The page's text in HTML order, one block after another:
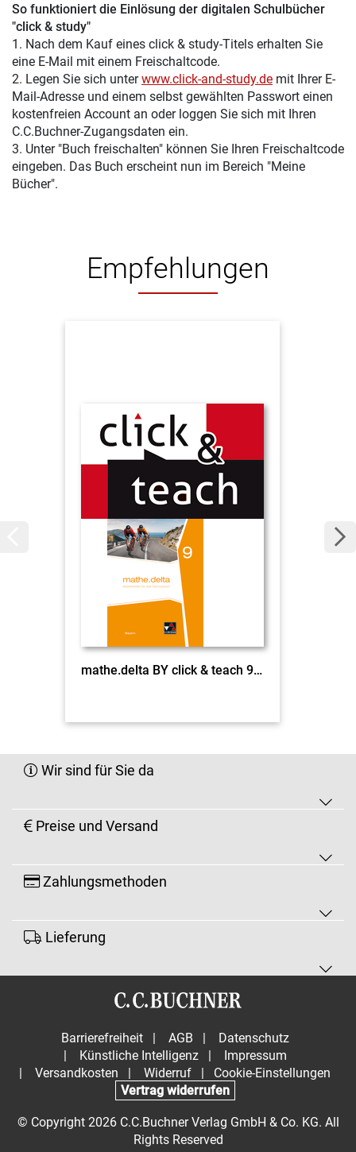
So funktioniert die Einlösung der digitalen Schulbücher
"click & study"
1. Nach dem Kauf eines click & study-Titels erhalten Sie
eine E-Mail mit einem Freischaltcode.
2. Legen Sie sich unterwww.click-and-study.de mit Ihrer E-
Mail-Adresse und einem selbst gewählten Passwort einen
kostenfreien Account an oder loggen Sie sich mit Ihren
C.C.Buchner-Zugangsdaten ein.
3. Unter "Buch freischalten" können Sie Ihren Freischaltcode
eingeben. Das Buch erscheint nun im Bereich "Meine
Bücher".
Empfehlungen
mathe.delta BY click & teach 9 EL
Wir sind für Sie da
Preise und Versand
Zahlungsmethoden
Lieferung
Barrierefreiheit | AGB |
Datenschutz
|
Künstliche Intelligenz |
Impressum
|
Versandkosten | Widerruf |
Cookie-Einstellungen
Vertrag widerrufen
© Copyright 2026 C.C.Buchner Verlag GmbH & Co. KG. All
Rights Reserved